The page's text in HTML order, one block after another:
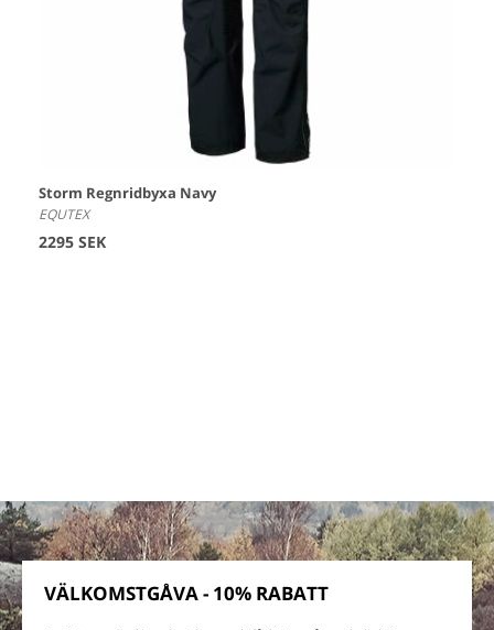
Storm Regnridbyxa Navy
EQUTEX
2295 SEK
VÄLKOMSTGÅVA - 10% RABATT